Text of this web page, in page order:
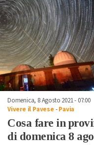
Domenica, 8 Agosto 2021 - 07:00
Vivere il Pavese -Pavia
Cosa fare in
di domenica 8